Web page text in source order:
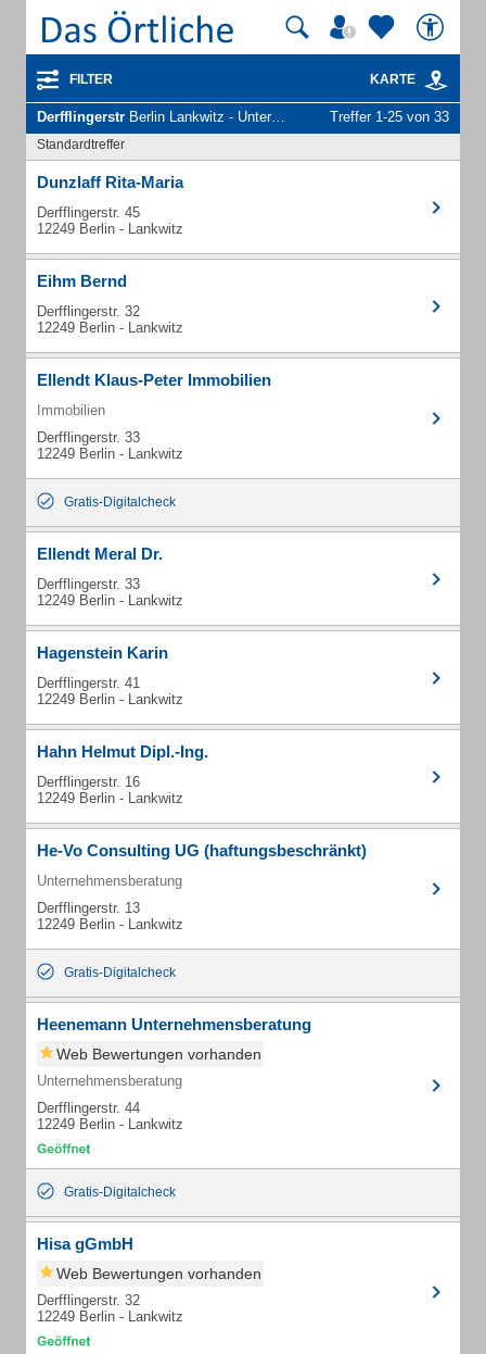
FILTER KARTE
Derfflingerstr Berlin Lankwitz - Unternehmen und Personen Treffer 1-25 von 33
Standardtreffer
Dunzlaff Rita-Maria
Derfflingerstr. 45
12249 Berlin - Lankwitz
Eihm Bernd
Derfflingerstr. 32
12249 Berlin - Lankwitz
Ellendt Klaus-Peter Immobilien
Immobilien
Derfflingerstr. 33
12249 Berlin - Lankwitz
Gratis-Digitalcheck
Ellendt Meral Dr.
Derfflingerstr. 33
12249 Berlin - Lankwitz
Hagenstein Karin
Derfflingerstr. 41
12249 Berlin - Lankwitz
Hahn Helmut Dipl.-Ing.
Derfflingerstr. 16
12249 Berlin - Lankwitz
He-Vo Consulting UG (haftungsbeschränkt)
Unternehmensberatung
Derfflingerstr. 13
12249 Berlin - Lankwitz
Gratis-Digitalcheck
Heenemann Unternehmensberatung
Web Bewertungen vorhanden
Unternehmensberatung
Derfflingerstr. 44
12249 Berlin - Lankwitz
Gratis-Digitalcheck
Hisa gGmbH
Web Bewertungen vorhanden
Derfflingerstr. 32
12249 Berlin - Lankwitz